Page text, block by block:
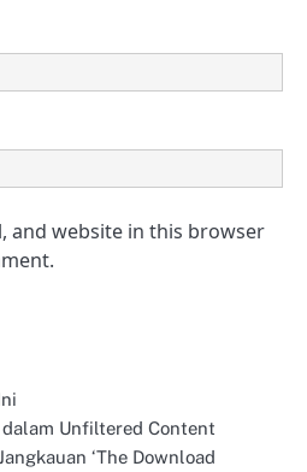
and website in this browser
Unfiltered Content
‘The Download